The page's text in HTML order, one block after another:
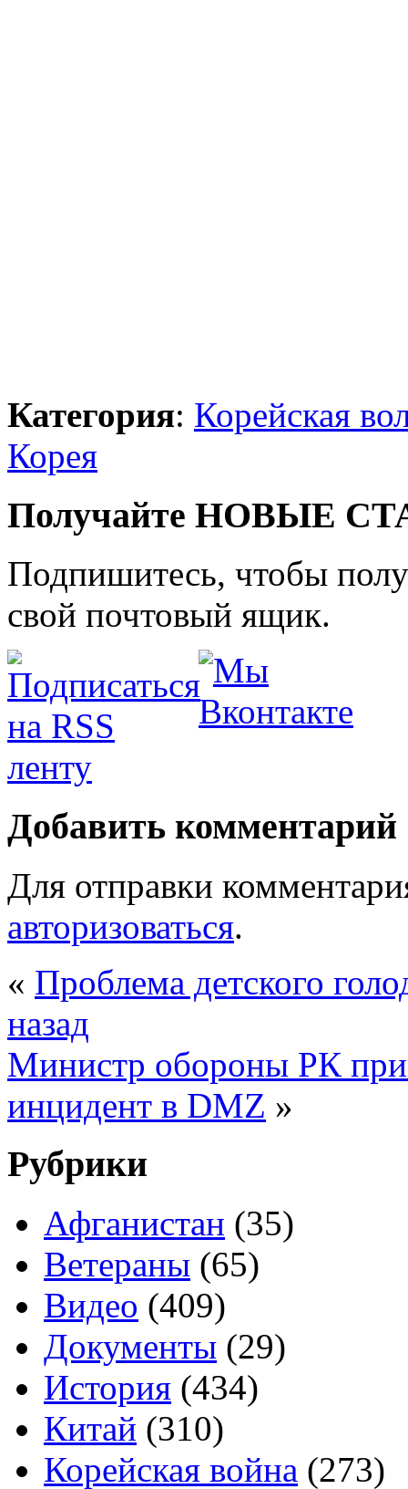
Категория: Корейская
Корея
Получайте НОВЫЕ
Подпишитесь, чтобы
свой почтовый ящик.
Добавить комментарий
Для отправки
авторизоваться.
« Проблема детского
назад
Министр обороны РК
инцидент в DMZ »
Рубрики
Афганистан (35)
Ветераны (65)
Видео (409)
Документы (29)
История (434)
Китай (310)
Корейская война (273)